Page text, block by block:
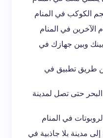
في هذا المتصفح
في تعليقي.
الكوكب في المنام
الآخرين في المنام
وبين جهازك في
طريق تطبيق في
حتى تصل لمدينة
في المنام
مدينة بلا جاذبية في